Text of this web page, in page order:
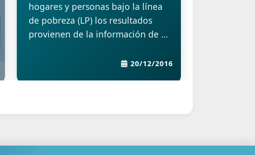
hogares y personas bajo la línea
de pobreza (LP) los resultados
provienen de la información de la
(EPH), la valorización de la
hogares se establece si éstos
por medio de la compra de
20/12/2016